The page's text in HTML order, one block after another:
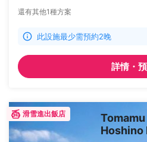
還有其他1種方案
此設施最少需預約2晚
詳情・
滑雪進出飯店
Hoshino